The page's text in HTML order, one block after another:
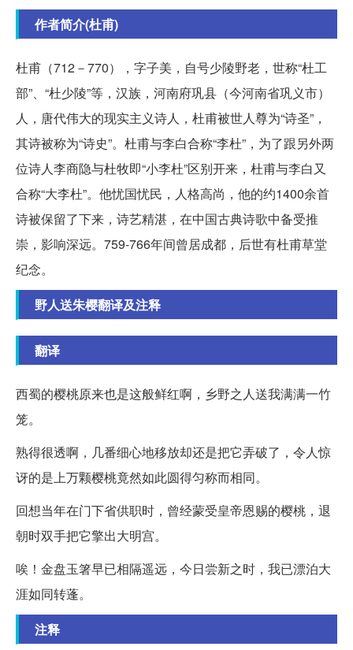
作者简介(杜甫)
杜甫（712－770），字子美，自号少陵野老，世称“杜工
部”、“杜少陵”等，汉族，河南府巩县（今河南省巩义市）
人，唐代伟大的现实主义诗人，杜甫被世人尊为“诗圣”，
其诗被称为“诗史”。杜甫与李白合称“李杜”，为了跟另外两
位诗人李商隐与杜牧即“小李杜”区别开来，杜甫与李白又
合称“大李杜”。他忧国忧民，人格高尚，他的约1400余首
诗被保留了下来，诗艺精湛，在中国古典诗歌中备受推
崇，影响深远。759-766年间曾居成都，后世有杜甫草堂
纪念。
野人送朱樱翻译及注释
翻译
西蜀的樱桃原来也是这般鲜红啊，乡野之人送我满满一竹
笼。
熟得很透啊，几番细心地移放却还是把它弄破了，令人惊
讶的是上万颗樱桃竟然如此圆得匀称而相同。
回想当年在门下省供职时，曾经蒙受皇帝恩赐的樱桃，退
朝时双手把它擎出大明宫。
唉！金盘玉箸早已相隔遥远，今日尝新之时，我已漂泊大
涯如同转蓬。
注释